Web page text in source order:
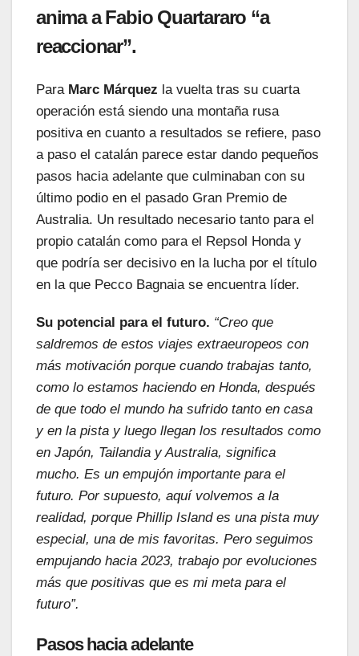
anima a Fabio Quartararo “a
reaccionar”.
Para Marc Márquez la vuelta tras su cuarta
operación está siendo una montaña rusa
positiva en cuanto a resultados se refiere, paso
a paso el catalán parece estar dando pequeños
pasos hacia adelante que culminaban con su
último podio en el pasado Gran Premio de
Australia. Un resultado necesario tanto para el
propio catalán como para el Repsol Honda y
que podría ser decisivo en la lucha por el título
en la que Pecco Bagnaia se encuentra líder.
Su potencial para el futuro. “Creo que
saldremos de estos viajes extraeuropeos con
más motivación porque cuando trabajas tanto,
como lo estamos haciendo en Honda, después
de que todo el mundo ha sufrido tanto en casa
y en la pista y luego llegan los resultados como
en Japón, Tailandia y Australia, significa
mucho. Es un empujón importante para el
futuro. Por supuesto, aquí volvemos a la
realidad, porque Phillip Island es una pista muy
especial, una de mis favoritas. Pero seguimos
empujando hacia 2023, trabajo por evoluciones
más que positivas que es mi meta para el
futuro”.
Pasos hacia adelante